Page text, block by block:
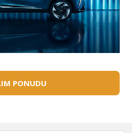
18.460,29 EUR.
životno osiguranje otplate
slučaju neželjenih i nepredvidivih
kreditne obveze.
anuitet.
PONUDU